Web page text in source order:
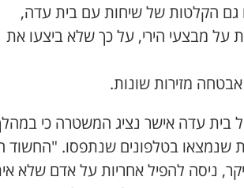
גם הקלטות של שיחות עם בית עדה,
על מבצעי הירי, על כך שלא ביצעו את
מזירות שונות.
של בית עדה אישר נציג המשטרה כי
שנמצאו בטלפונים שנתפסו. "החשוד
ניסה להפיל אחריות על אדם שלא